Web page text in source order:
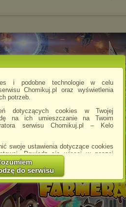
i podobne technologie w celu
Chomikuj.pl oraz wyświetlenia
potrzeb.
dotyczących cookies w Twojej
na ich umieszczanie na Twoim
serwisu Chomikuj.pl – Kelo
swoje ustawienia dotyczące cookies
Dowiedz się więcej w naszej
PolitykaPrywatnosci.aspx
zmiana ustawień przeglądarki może
ze strony Chomikuj.pl.
na akceptację cookies niestety
chomikuj.pl.
do serwisu